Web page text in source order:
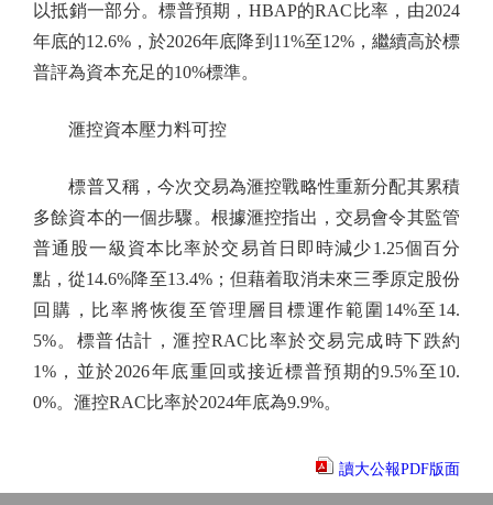
以抵銷一部分。標普預期，HBAP的RAC比率，由2024
年底的12.6%，於2026年底降到11%至12%，繼續高於標
普評為資本充足的10%標準。
滙控資本壓力料可控
標普又稱，今次交易為滙控戰略性重新分配其累積
多餘資本的一個步驟。根據滙控指出，交易會令其監管
普通股一級資本比率於交易首日即時減少1.25個百分
點，從14.6%降至13.4%；但藉着取消未來三季原定股份
回購，比率將恢復至管理層目標運作範圍14%至14.
5%。標普估計，滙控RAC比率於交易完成時下跌約
1%，並於2026年底重回或接近標普預期的9.5%至10.
0%。滙控RAC比率於2024年底為9.9%。
讀大公報PDF版面